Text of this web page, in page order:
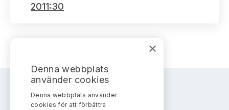
2011:30
AKTIEMARKNADSNÄMNDEN
×
Denna webbplats
använder cookies
Denna webbplats använder
cookies för att förbättra